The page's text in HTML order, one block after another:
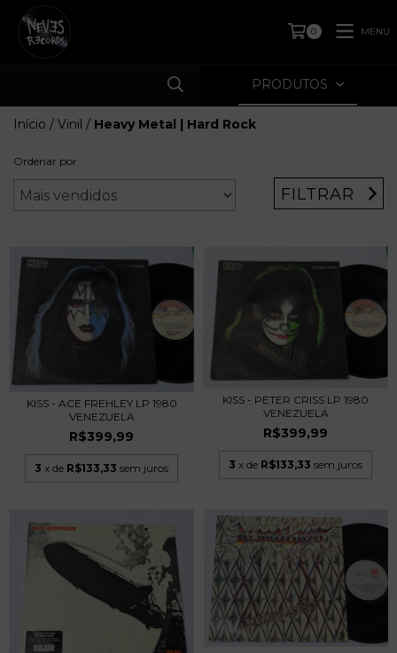
0 MENU
PRODUTOS
Início / Vinil / Heavy Metal | Hard Rock
Ordenar por
FILTRAR
KISS - ACE FREHLEY LP 1980
VENEZUELA
R$399,99
3 x de R$133,33 sem juros
KISS - PETER CRISS LP 1980
VENEZUELA
R$399,99
3 x de R$133,33 sem juros